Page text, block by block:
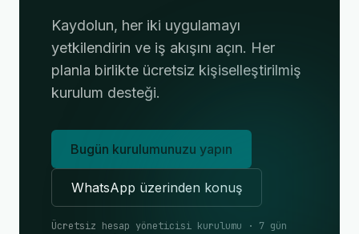
Kaydolun, her iki uygulamayı
yetkilendirin ve iş akışını açın. Her
planla birlikte ücretsiz kişiselleştirilmiş
kurulum desteği.
Bugün kurulumunuzu yapın
WhatsApp üzerinden konuş
Ücretsiz hesap yöneticisi kurulumu · 7 gün